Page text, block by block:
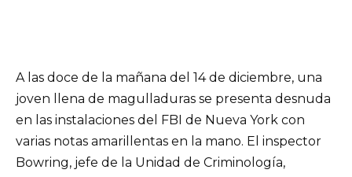
A las doce de la mañana del 14 de diciembre, una
joven llena de magulladuras se presenta desnuda
en las instalaciones del FBI de Nueva York con
varias notas amarillentas en la mano. El inspector
Bowring, jefe de la Unidad de Criminología,